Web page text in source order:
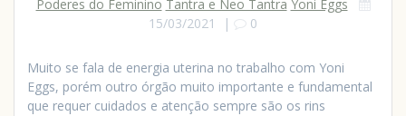
Poderes do Feminino Tantra e Neo Tantra Yoni Eggs
15/03/2021
| 0
Muito se fala de energia uterina no trabalho com Yoni
Eggs, porém outro órgão muito importante e fundamental
que requer cuidados e atenção sempre são os rins